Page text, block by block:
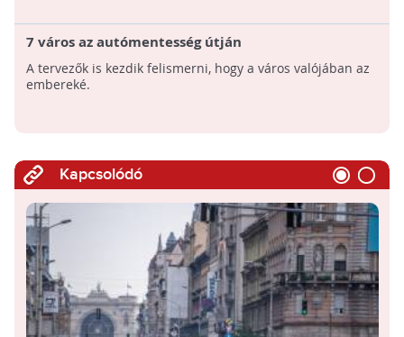
7 város az autómentesség útján
A tervezők is kezdik felismerni, hogy a város valójában az
embereké.
Kapcsolódó